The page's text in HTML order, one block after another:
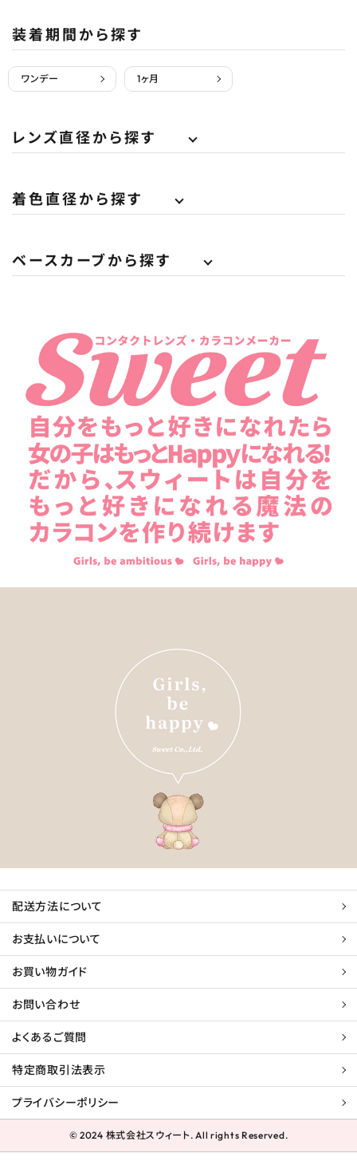
装着期間から探す
ワンデー 1ヶ月
レンズ直径から探す
着色直径から探す
ベースカーブから探す
配送方法について
お支払いについて
お買い物ガイド
お問い合わせ
よくあるご質問
特定商取引法表示
プライバシーポリシー
© 2024 株式会社スウィート. All rights Reserved.